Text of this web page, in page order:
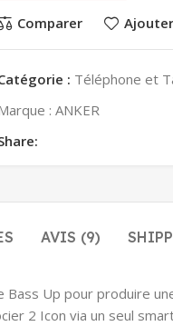
Comparer
: Téléphone et
: ANKER
AVIS (9)
Up pour produire
2 Icon via un seul